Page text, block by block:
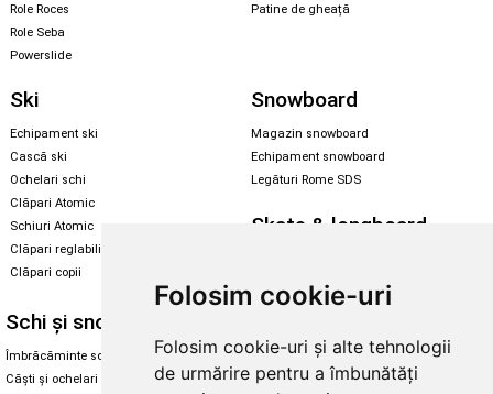
Folosim cookie-uri
Folosim cookie-uri și alte tehnologii
de urmărire pentru a îmbunătăți
Role Roces
Role Seba
Powerslide
Patine de gheață
Ski
Echipament ski
Cască ski
Ochelari schi
Clăpari Atomic
Schiuri Atomic
Clăpari reglabili
Clăpari copii
Snowboard
Magazin snowboard
Echipament snowboard
Legături Rome SDS
Skate & longboard
Enuff Skateboards
Schi și snowboard
Îmbrăcăminte schi și snowboard
Căști și ochelari de iarnă
Cum aleg rolele
Cum aleg ochelarii